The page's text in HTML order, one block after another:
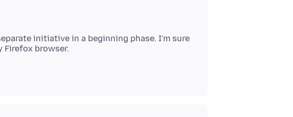
initiative in a beginning phase. I'm sure